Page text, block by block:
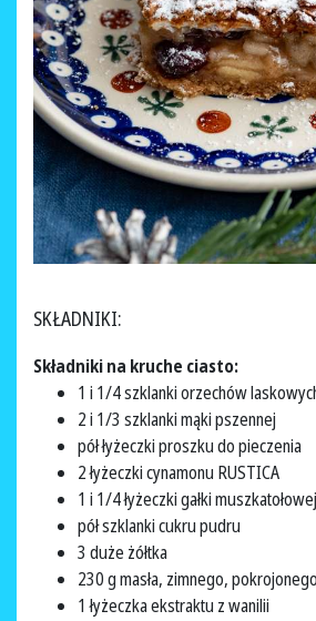
SKŁADNIKI:
Składniki na kruche ciasto:
1 i 1/4 szklanki orzechów
2 i 1/3 szklanki mąki pszennej
pół łyżeczki proszku do pieczenia
2 łyżeczki cynamonu RUSTICA
1 i 1/4 łyżeczki gałki muszkatołowej
pół szklanki cukru pudru
3 duże żółtka
230 g masła, zimnego,
1 łyżeczka ekstraktu z wanilii